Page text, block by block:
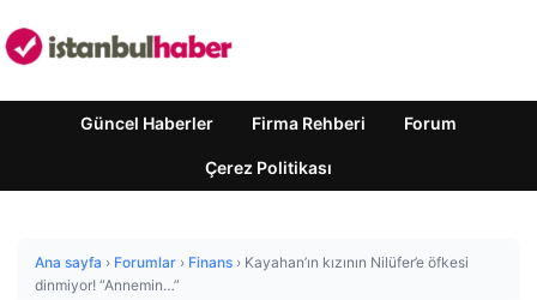
Güncel Haberler Firma Rehberi Forum
Çerez Politikası
Ana sayfa › Forumlar › Finans › Kayahan’ın kızının Nilüfer’e öfkesi
dinmiyor! “Annemin…”